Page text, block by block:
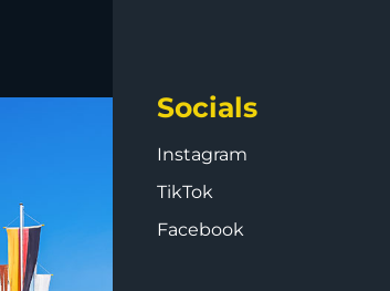
Socials
Instagram
TikTok
Facebook